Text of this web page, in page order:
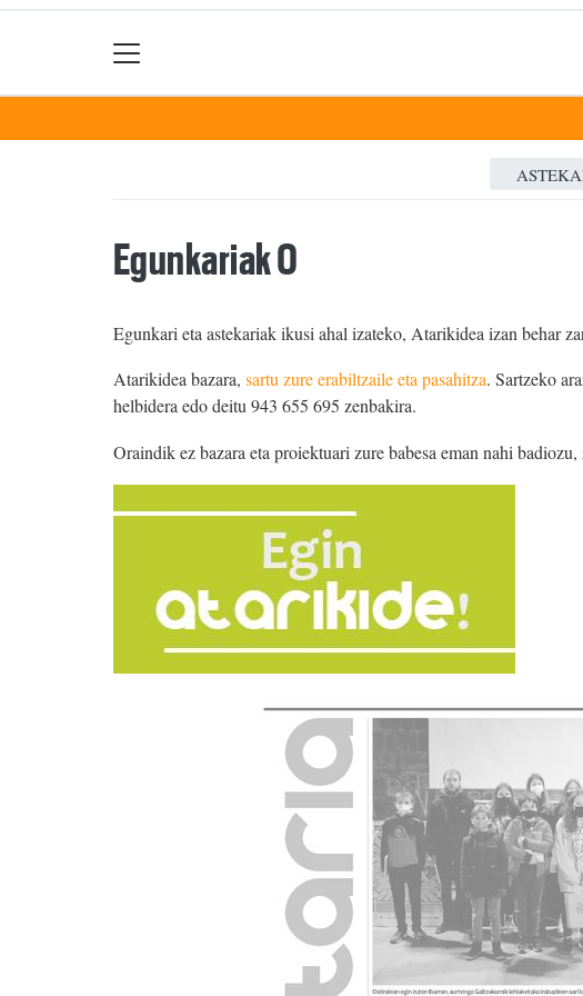
Egunkariak 0
Egunkari eta astekariak ikusi ahal izateko, Atarikidea izan behar
Atarikidea bazara, sartu zure erabiltzaile eta pasahitza. Sartzeko
helbidera edo deitu 943 655 695 zenbakira.
Oraindik ez bazara eta proiektuari zure babesa eman nahi badiozu,